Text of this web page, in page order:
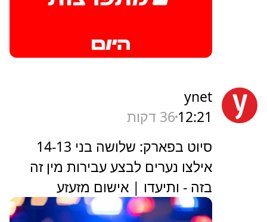
ynet
12:21 36 דקות
סיוט בפארק: שלושה בני 14-13
אילצו נערים לבצע עבירות מין זה
בזה - ותיעדו | אישום מזעזע